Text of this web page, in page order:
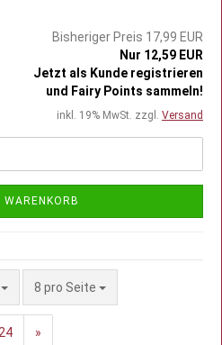
Bisheriger Preis 17,99 EUR
Nur 12,59 EUR
Jetzt als Kunde registrieren
und Fairy Points sammeln!
inkl. 19% MwSt. zzgl. Versand
WARENKORB
8 pro Seite
pro Seite
24 »